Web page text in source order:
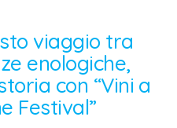
viaggio tra
enologiche,
con “Vini a
Festival”